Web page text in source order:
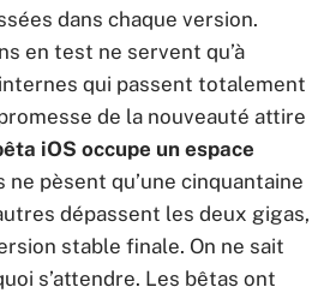
dans chaque version.
en test ne servent qu’à
qui passent totalement
de la nouveauté attire
iOS occupe un espace
ne pèsent qu’une cinquantaine
dépassent les deux gigas,
stable finale. On ne sait
s’attendre. Les bêtas ont